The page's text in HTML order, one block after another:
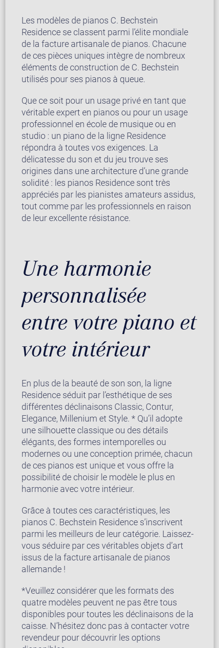
Les modèles de pianos C. Bechstein
Residence se classent parmi l’élite mondiale
de la facture artisanale de pianos. Chacune
de ces pièces uniques intègre de nombreux
éléments de construction de C. Bechstein
utilisés pour ses pianos à queue.
Que ce soit pour un usage privé en tant que
véritable expert en pianos ou pour un usage
professionnel en école de musique ou en
studio : un piano de la ligne Residence
répondra à toutes vos exigences. La
délicatesse du son et du jeu trouve ses
origines dans une architecture d’une grande
solidité : les pianos Residence sont très
appréciés par les pianistes amateurs assidus,
tout comme par les professionnels en raison
de leur excellente résistance.
Une harmonie
personnalisée
entre votre piano et
votre intérieur
En plus de la beauté de son son, la ligne
Residence séduit par l’esthétique de ses
différentes déclinaisons Classic, Contur,
Elegance, Millenium et Style. * Qu’il adopte
une silhouette classique ou des détails
élégants, des formes intemporelles ou
modernes ou une conception primée, chacun
de ces pianos est unique et vous offre la
possibilité de choisir le modèle le plus en
harmonie avec votre intérieur.
Grâce à toutes ces caractéristiques, les
pianos C. Bechstein Residence s’inscrivent
parmi les meilleurs de leur catégorie. Laissez-
vous séduire par ces véritables objets d’art
issus de la facture artisanale de pianos
allemande !
*Veuillez considérer que les formats des
quatre modèles peuvent ne pas être tous
disponibles pour toutes les déclinaisons de la
caisse. N’hésitez donc pas à contacter votre
revendeur pour découvrir les options